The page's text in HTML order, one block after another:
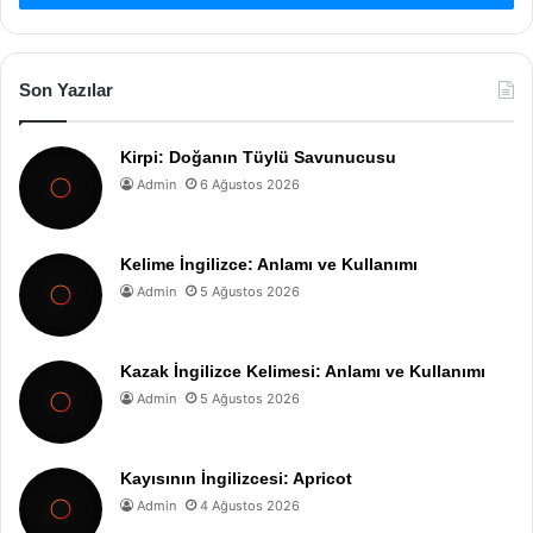
Son Yazılar
Kirpi: Doğanın Tüylü Savunucusu
Admin 6 Ağustos 2026
Kelime İngilizce: Anlamı ve Kullanımı
Admin 5 Ağustos 2026
Kazak İngilizce Kelimesi: Anlamı ve Kullanımı
Admin 5 Ağustos 2026
Kayısının İngilizcesi: Apricot
Admin 4 Ağustos 2026